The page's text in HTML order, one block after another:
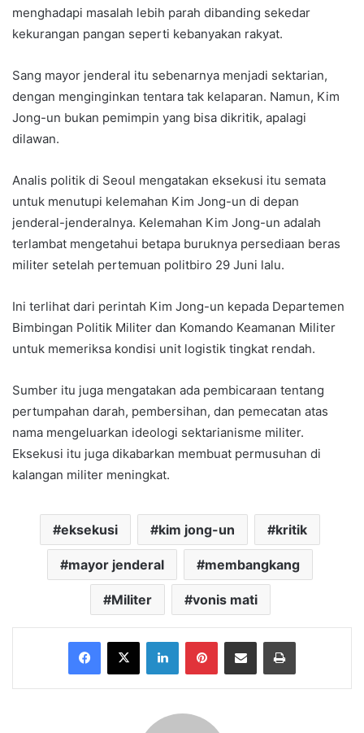
menghadapi masalah lebih parah dibanding sekedar
kekurangan pangan seperti kebanyakan rakyat.
Sang mayor jenderal itu sebenarnya menjadi sektarian,
dengan menginginkan tentara tak kelaparan. Namun, Kim
Jong-un bukan pemimpin yang bisa dikritik, apalagi
dilawan.
Analis politik di Seoul mengatakan eksekusi itu semata
untuk menutupi kelemahan Kim Jong-un di depan
jenderal-jenderalnya. Kelemahan Kim Jong-un adalah
terlambat mengetahui betapa buruknya persediaan beras
militer setelah pertemuan politbiro 29 Juni lalu.
Ini terlihat dari perintah Kim Jong-un kepada Departemen
Bimbingan Politik Militer dan Komando Keamanan Militer
untuk memeriksa kondisi unit logistik tingkat rendah.
Sumber itu juga mengatakan ada pembicaraan tentang
pertumpahan darah, pembersihan, dan pemecatan atas
nama mengeluarkan ideologi sektarianisme militer.
Eksekusi itu juga dikabarkan membuat permusuhan di
kalangan militer meningkat.
eksekusi kim jong-un kritik
mayor jenderal membangkang
Militer vonis mati
Facebook
X LinkedInPinterestShare via Email Print